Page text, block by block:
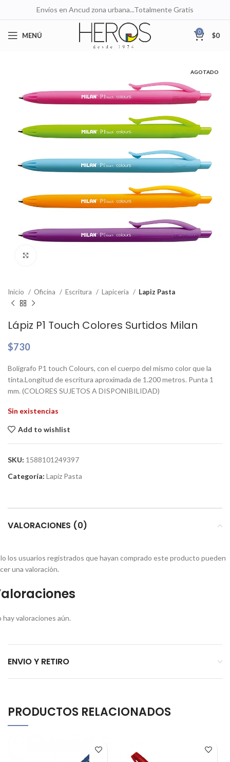
Envíos en Ancud zona urbana...Totalmente Gratis
MENÚ 0 $0
AGOTADO
Inicio Oficina Escritura Lapiceria Lapiz Pasta
Lápiz P1 Touch Colores Surtidos Milan
$730
Bolígrafo P1 touch Colours, con el cuerpo del mismo color que la
tinta.Longitud de escritura aproximada de 1.200 metros. Punta 1
mm. (COLORES SUJETOS A DISPONIBILIDAD)
Sin existencias
Add to wishlist
SKU: 1588101249397
Categoría: Lapiz Pasta
VALORACIONES (0)
hay valoraciones aún.
los usuarios registrados que hayan comprado este producto pueden
una valoración.
ENVIO Y RETIRO
PRODUCTOS RELACIONADOS